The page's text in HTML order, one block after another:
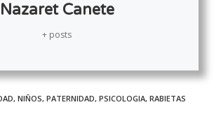
Nazaret Canete
+ posts
, NIÑOS, PATERNIDAD, PSICOLOGIA, RABIETAS